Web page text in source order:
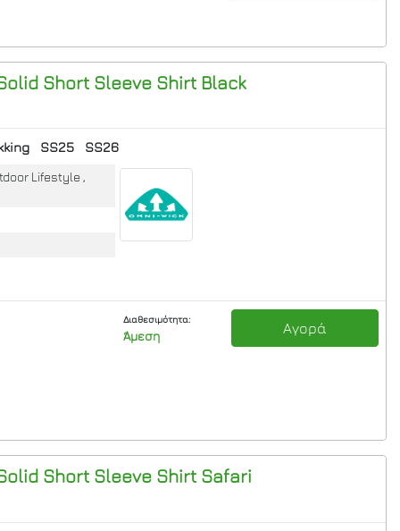
Short Sleeve ShirtBlack
SS25 SS26
Lifestyle ,
Διαθεσιμότητα:
Άμεση Αγορά
Short Sleeve ShirtSafari